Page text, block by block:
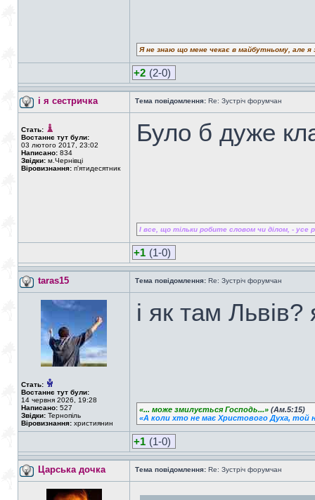
Я не знаю що мене чекає в майбутньому, але
+2 (2-0)
і я сестричка Тема повідомлення: Re: Зустріч форумчан
Стать:
Востаннє тут були:
03 лютого 2017, 23:02
Написано: 834
Звідки: м.Чернівці
Віровизнання: п'ятидесятник
Було б дуже
І все, що тільки робите словом чи ділом, - усе
+1 (1-0)
taras15 Тема повідомлення: Re: Зустріч форумчан
Стать:
Востаннє тут були:
14 червня 2026, 19:28
Написано: 527
Звідки: Тернопіль
Віровизнання: християнин
і як там
«... може змилується Господь...» (Ам.5:15)
«А коли хто не має Христового Духа, той
+1 (1-0)
Царська дочка Тема повідомлення: Re: Зустріч форумчан